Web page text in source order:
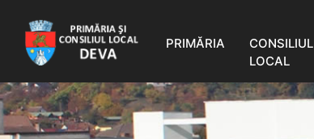
PRIMĂRIA
CONSILIUL
LOCAL